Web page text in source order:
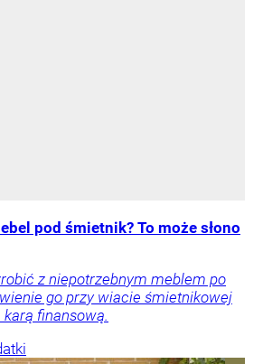
pod śmietnik? To może słono
z niepotrzebnym meblem po
go przy wiacie śmietnikowej
finansową.